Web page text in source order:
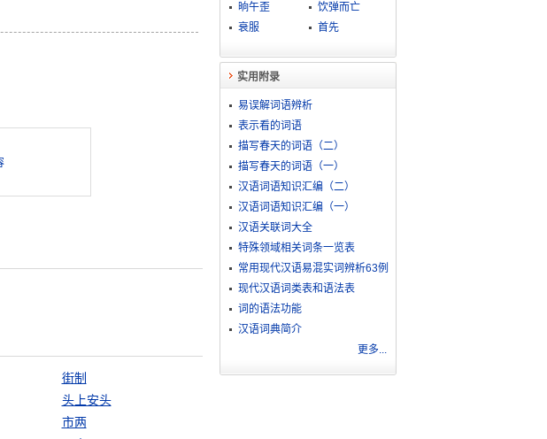
街制
头上安头
市两
晌午歪
饮弹而亡
衰服
首先
实用附录
易误解词语辨析
表示看的词语
描写春天的词语（二）
描写春天的词语（一）
汉语词语知识汇编（二）
汉语词语知识汇编（一）
汉语关联词大全
特殊领域相关词条一览表
常用现代汉语易混实词辨析63例
现代汉语词类表和语法表
词的语法功能
汉语词典简介
更多...